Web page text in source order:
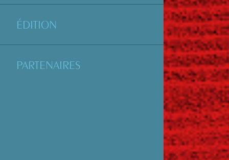
ÉDITION
PARTENAIRES